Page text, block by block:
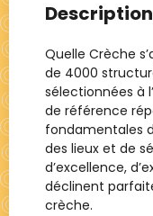
Description
Quelle Crèche
de 4000
sélectionnées à
de référence
fondamentales
des lieux et de
d’excellence,
déclinent
crèche.